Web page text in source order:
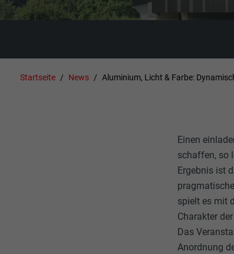
Startseite News Aluminium, Licht & Farbe:
Einen
schaffen, so
Ergebnis ist
spielt es mit
Charakter
Das
Anordnung